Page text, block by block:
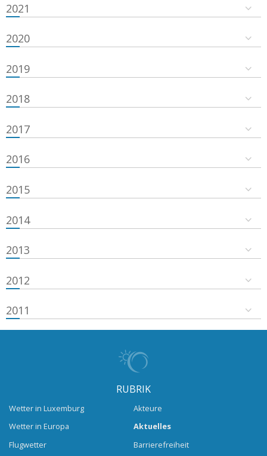
2021
2020
2019
2018
2017
2016
2015
2014
2013
2012
2011
RUBRIK
Wetter in Luxemburg
Wetter in Europa
Flugwetter
Akteure
Aktuelles
Barrierefreiheit